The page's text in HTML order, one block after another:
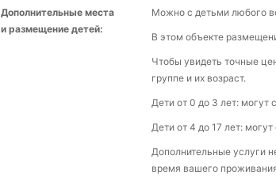
Дополнительные места
и размещение детей:
Можно с детьми любого
В этом объекте
Чтобы увидеть точные
группе и их возраст.
Дети от 0 до 3 лет: могут
Дети от 4 до 17 лет:
Дополнительные услуги
время вашего